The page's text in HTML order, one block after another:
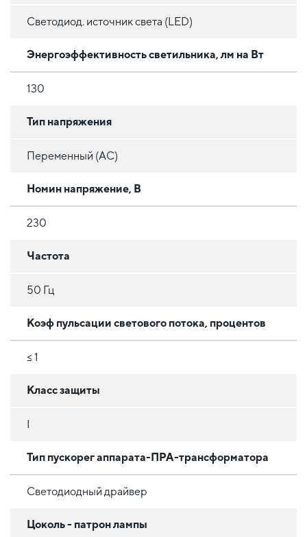
Светодиод. источник света (LED)
Энергоэффективность светильника, лм на Вт
130
Тип напряжения
Переменный (AC)
Номин напряжение, В
230
Частота
50 Гц
Коэф пульсации светового потока, процентов
≤ 1
Класс защиты
Тип пускорег аппарата-ПРА-трансформатора
Светодиодный драйвер
Цоколь - патрон лампы